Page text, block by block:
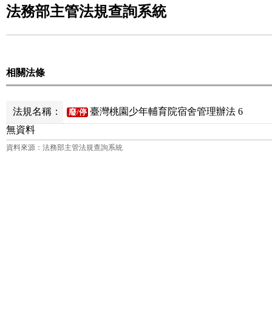
法務部主管法規查詢系統
相關法條
法規名稱： 廢/停 臺灣桃園少年輔育院宿舍管理辦法 6
無資料
資料來源：法務部主管法規查詢系統